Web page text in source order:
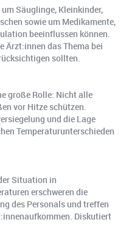
Säuglinge, Kleinkinder,
sowie um Medikamente,
beeinflussen können.
Ärzt:innen das Thema bei
sollten.
große Rolle: Nicht alle
vor Hitze schützen.
und die Lage
Temperaturunterschieden
Situation in
erschweren die
des Personals und treffen
Diskutiert